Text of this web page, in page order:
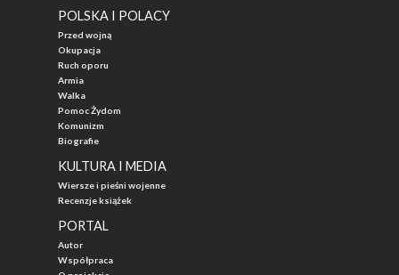
POLSKA I POLACY
Przed wojną
Okupacja
Ruch oporu
Armia
Walka
Pomoc Żydom
Komunizm
Biografie
KULTURA I MEDIA
Wiersze i pieśni wojenne
Recenzje książek
PORTAL
Autor
Współpraca